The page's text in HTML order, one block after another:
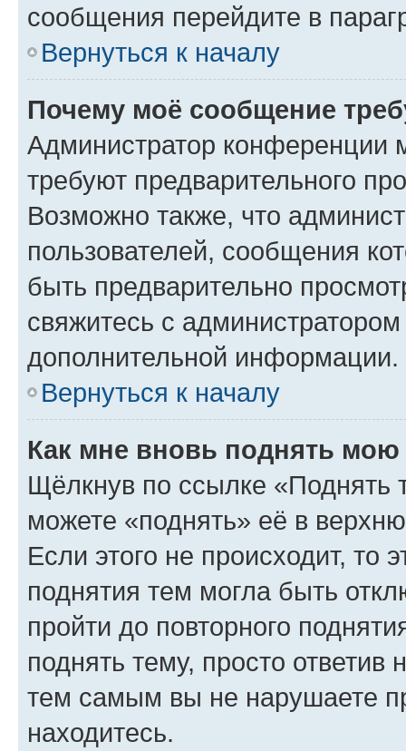
сообщения перейдите в
Вернуться к началу
Почему моё сообщение
Администратор конференции
требуют предварительного
Возможно также, что
пользователей, сообщения
быть предварительно
свяжитесь с
дополнительной информации.
Вернуться к началу
Как мне вновь поднять мою
Щёлкнув по ссылке «Поднять
можете «поднять» её в
Если этого не происходит, то
поднятия тем могла быть
пройти до повторного
поднять тему, просто ответив
тем самым вы не нарушаете
находитесь.